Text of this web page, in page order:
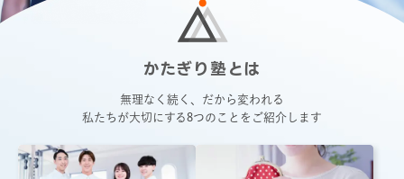
かたぎり塾とは
無理なく続く、だから変われる
私たちが大切にする8つのことをご紹介します